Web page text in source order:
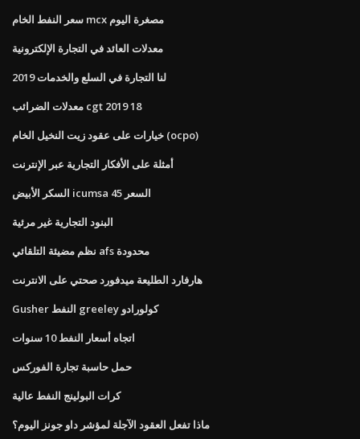
سعر النفط الخام mcx مصغرة اليوم
معدلات العائد في التجارة الإلكترونية
لنا التجارة في السلع والخدمات 2019
معدلات الضرائب cgt 2019 18
خيارات على عقود زيت النخيل الخام (ocpo)
أمثلة على الأفكار التجارية عبر الإنترنت
السكر الأبيض icumsa 45 السعر
البنود التجارية غير مرئية
نظم مضيئة التلقائي afs محدودة
هارفارد الطليعة ميدفورد صحتي على الانترنت
Gusher النفط greeley كولورادو
اتجاه أسعار النفط 10 سنوات
حمل حاسبة تجارة الفوركس
كرات البولينج النفط عالية
ماذا تفعل العقود الآجلة لمؤشر داو جونز اليوم؟